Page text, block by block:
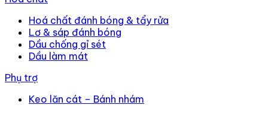
Hoá chất đánh bóng & tẩy rửa
Lơ & sáp đánh bóng
Dầu chống gỉ sét
Dầu làm mát
Phụ trợ
Keo lăn cát – Bánh nhám